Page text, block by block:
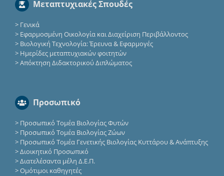
Μεταπτυχιακές Σπουδές
> Γενικά
> Εφαρμοσμένη Οικολογία και Διαχείριση Περιβάλλοντος
>Βιολογική Τεχνολογία: Έρευνα & Εφαρμογές
> Ημερίδες μεταπτυχιακών φοιτητών
>Απόκτηση Διδακτορικού Διπλώματος
Προσωπικό
> Προσωπικό Τομέα Βιολογίας Φυτών
> Προσωπικό Τομέα Βιολογίας Ζώων
> Προσωπικό Τομέα Γενετικής Βιολογίας Κυττάρου & Ανάπτυξης
>Διοικητικό Προσωπικό
>Διατελέσαντα μέλη Δ.Ε.Π.
>Ομότιμοι καθηγητές